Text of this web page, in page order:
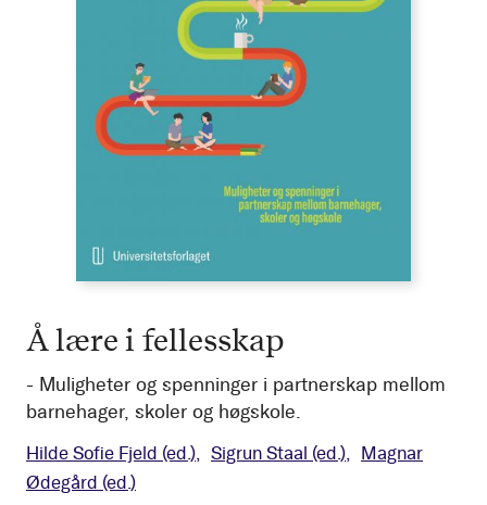
Å lære i fellesskap
- Muligheter og spenninger i partnerskap mellom
barnehager, skoler og høgskole.
Hilde Sofie Fjeld (ed.) Sigrun Staal (ed.)
Magnar
Ødegård (ed.)